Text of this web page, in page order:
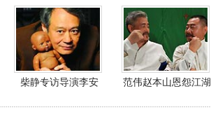
柴静专访导演李安 范伟赵本山恩怨江湖